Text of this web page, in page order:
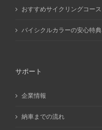
おすすめサイクリングコース
バイシクルカラーの安心特典
サポート
企業情報
納車までの流れ